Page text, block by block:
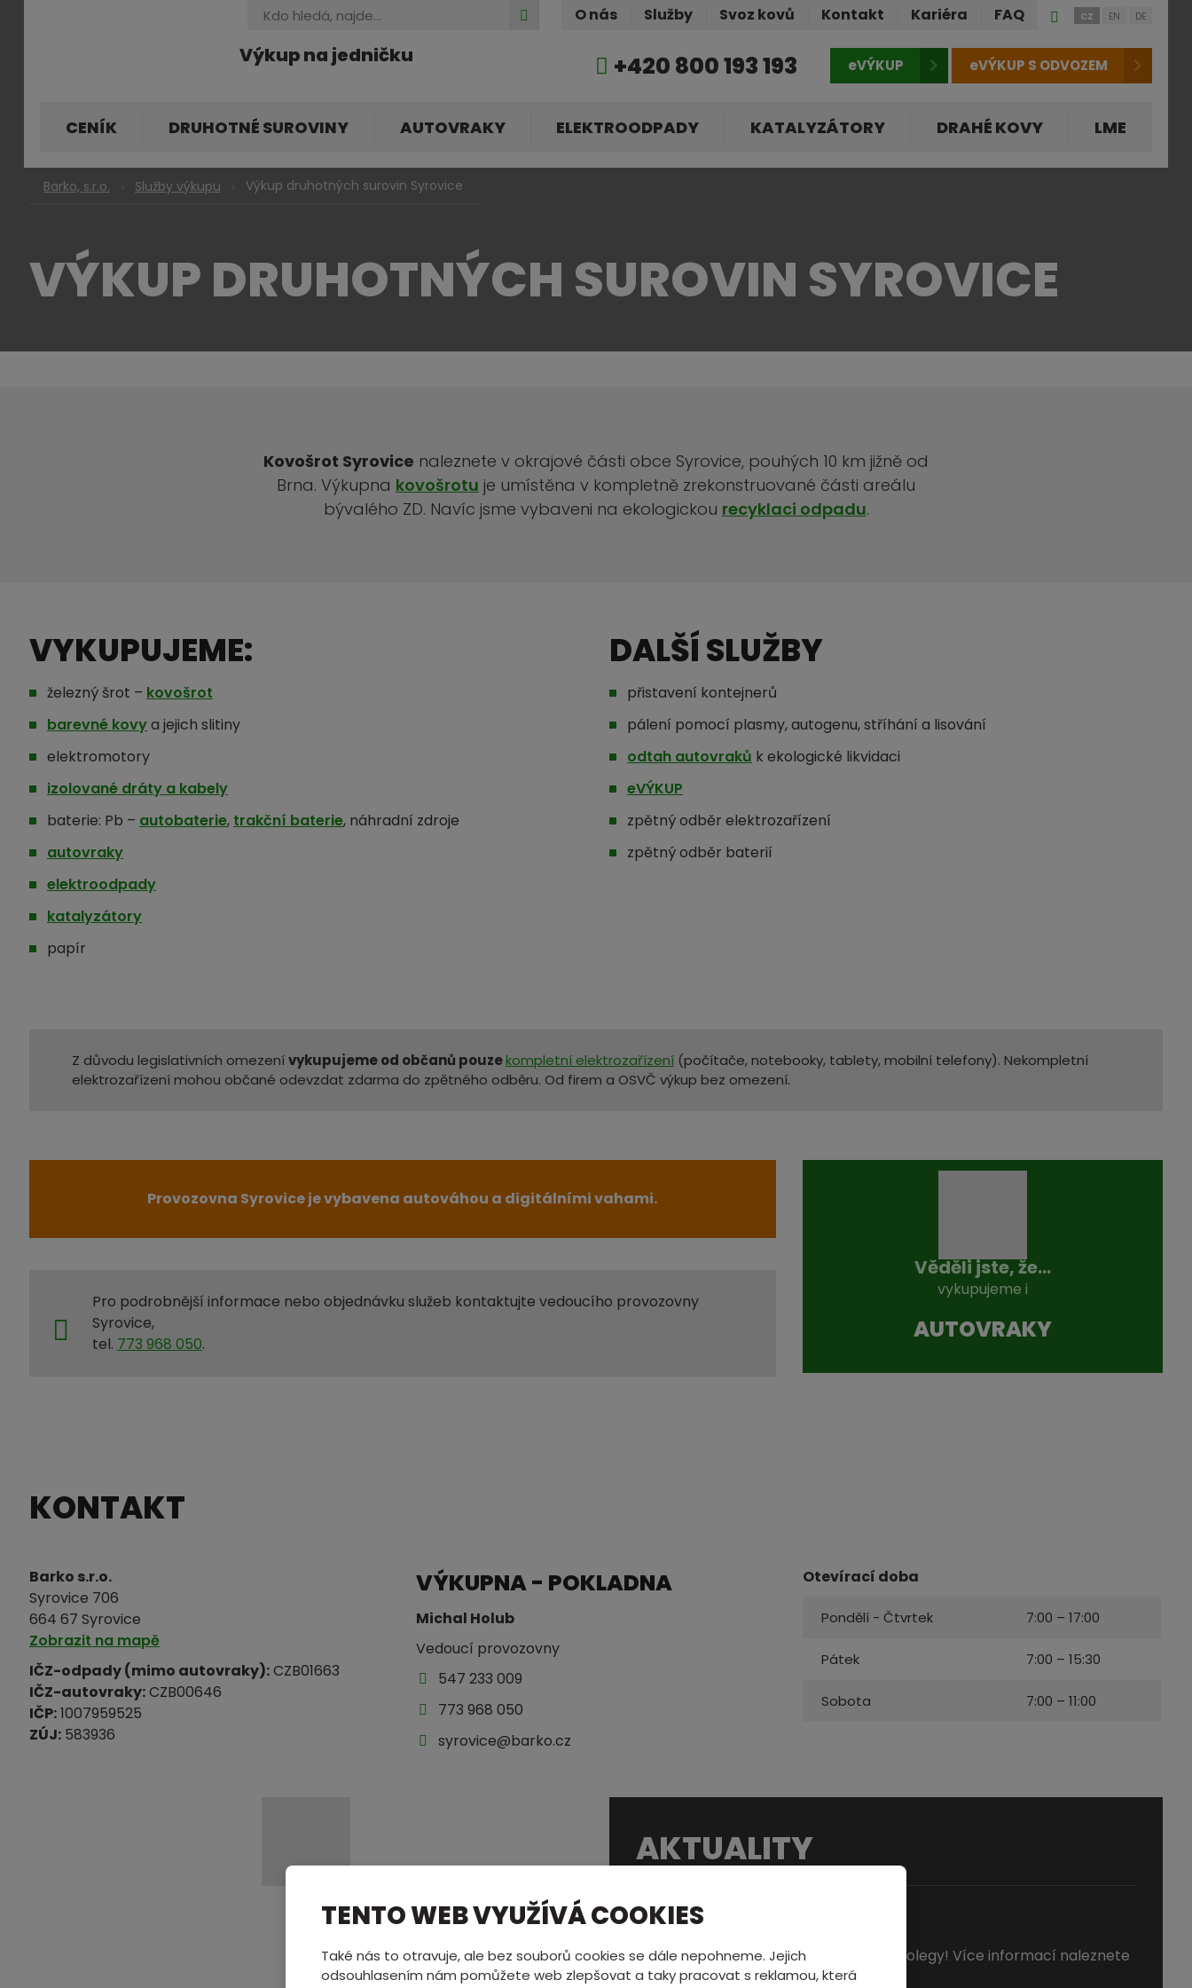
Výkup na jedničku +420 800 193 193
Vyhledávání Hledat O nás Služby Svoz kovů Kontakt Kariéra FAQ
eVÝKUP eVÝKUP S ODVOZEM
Přihlášení
klienstké
CZ EN DE
CENÍK DRUHOTNÉ SUROVINY AUTOVRAKY ELEKTROODPADY KATALYZÁTORY DRAHÉ KOVY LME
Barko, s.r.o. Služby výkupu Výkup druhotných surovin Syrovice
VÝKUP DRUHOTNÝCH SUROVIN SYROVICE
Kovošrot Syrovice naleznete v okrajové části obce Syrovice, pouhých 10 km jižně od
Brna. Výkupna kovošrotu je umístěna v kompletně zrekonstruované části areálu
bývalého ZD. Navíc jsme vybaveni na ekologickou recyklaci odpadu.
VYKUPUJEME:
železný šrot – kovošrot
barevné kovya jejich slitiny
elektromotory
izolované dráty a kabely
baterie: Pb – autobaterie, trakční baterie, náhradní zdroje
autovraky
elektroodpady
katalyzátory
papír
DALŠÍ SLUŽBY
přistavení kontejnerů
pálení pomocí plasmy, autogenu, stříhání a lisování
odtah autovraků k ekologické likvidaci
eVÝKUP
zpětný odběr elektrozařízení
zpětný odběr baterií
Z důvodu legislativních omezenívykupujeme od občanů pouzekompletní elektrozařízení (počítače, notebooky, tablety, mobilní telefony). Nekompletní
elektrozařízení mohou občané odevzdat zdarma do zpětného odběru. Od firem a OSVČ výkup bez omezení.
Provozovna Syrovice je vybavena autováhou a digitálními vahami.
Pro podrobnější informace nebo objednávku služeb kontaktujte vedoucího provozovny
Syrovice,
tel. 773 968 050.
Věděli jste, že...
vykupujeme i
AUTOVRAKY
KONTAKT
Barko s.r.o.
Syrovice 706
664 67 Syrovice
Zobrazit na mapě
IČZ-odpady (mimo autovraky):CZB01663
IČZ-autovraky:CZB00646
IČP:1007959525
ZÚJ: 583936
VÝKUPNA - POKLADNA
Michal Holub
Vedoucí provozovny
547 233 009
773 968 050
syrovice@barko.cz
Otevírací doba
Pondělí - Čtvrtek 7:00 – 17:00
Pátek 7:00 – 15:30
Sobota 7:00 – 11:00
AKTUALITY
NOVÉ PRACOVNÍ POZICE
Rozšiřujeme náš tým a hledáme nové kolegy! Více informací naleznete
na stránceKariéra.
TENTO WEB VYUŽÍVÁ COOKIES
Také nás to otravuje, ale bez souborů cookies se dále nepohneme. Jejich
odsouhlasením nám pomůžete web zlepšovat a taky pracovat s reklamou, která